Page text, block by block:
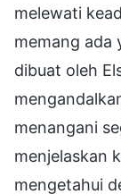
melewati
memang ada
dibuat oleh
menangani
menjelaskan
mengetahui